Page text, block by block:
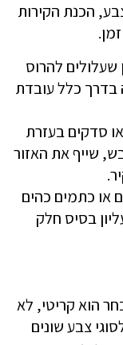
הכנת הקירות
שעלולים להרוס
בדרך כלל עובדת
סדקים בעזרת
שייף את האזור
או כתמים כהים
בסיס חלק
הוא קריטי, לא
צבע שונים